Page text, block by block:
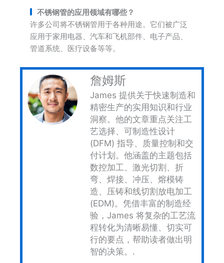
不锈钢管的应用领域有哪些？
许多公司将不锈钢管用于各种用途。它们被广泛
应用于家用电器、汽车和飞机部件、电子产品、
管道系统、医疗设备等等。
詹姆斯
James 提供关于快速制造和
精密生产的实用知识和行业
洞察。他的文章重点关注工
艺选择、可制造性设计
(DFM) 指导、质量控制和交
付计划。他涵盖的主题包括
数控加工、激光切割、折
弯、焊接、冲压、熔模铸
造、压铸和线切割放电加工
(EDM)。凭借丰富的制造经
验，James 将复杂的工艺流
程转化为清晰易懂、切实可
行的要点，帮助读者做出明
智的决策。.